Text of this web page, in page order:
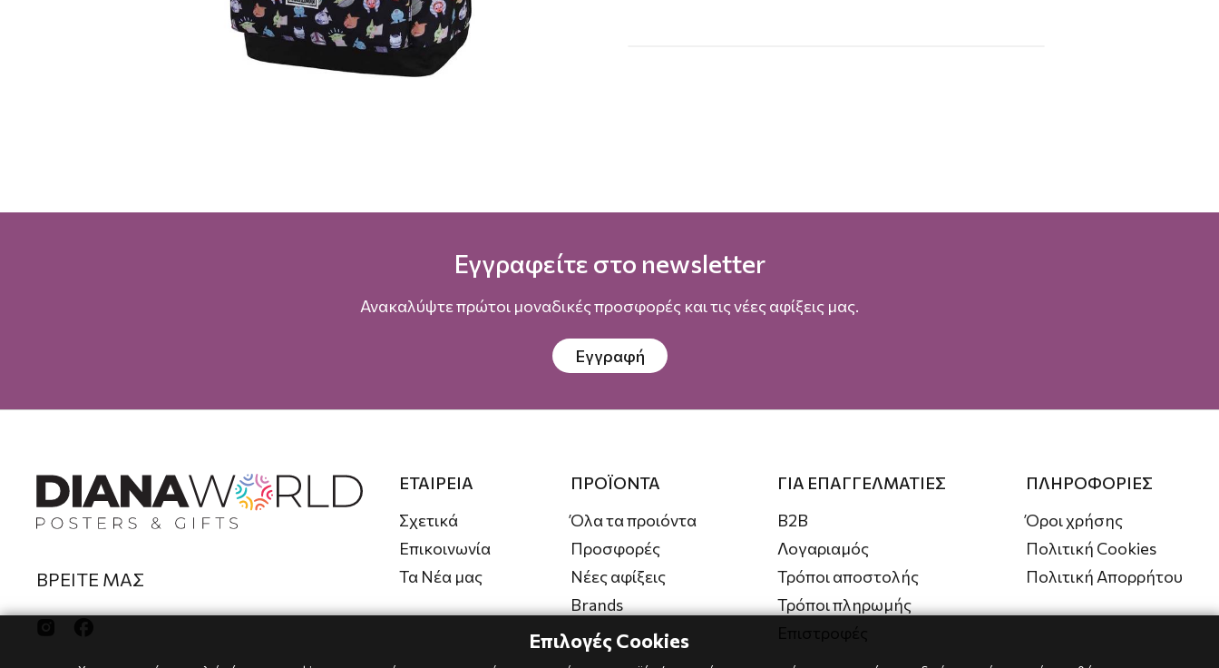
Εγγραφείτε στο newsletter
Ανακαλύψτε πρώτοι μοναδικές προσφορές και τις νέες αφίξεις μας.
Εγγραφή
ΒΡΕΙΤΕ ΜΑΣ
ΕΤΑΙΡΕΙΑ
Σχετικά
Επικοινωνία
Τα Νέα μας
ΠΡΟΪΟΝΤΑ
Όλα τα προιόντα
Προσφορές
Νέες αφίξεις
Brands
ΓΙΑ ΕΠΑΓΓΕΛΜΑΤΙΕΣ
B2B
Λογαριαμός
Τρόποι αποστολής
Τρόποι πληρωμής
ΠΛΗΡΟΦΟΡΙΕΣ
Όροι χρήσης
Πολιτική Cookies
Πολιτική Απορρήτου
Επιλογές Cookies